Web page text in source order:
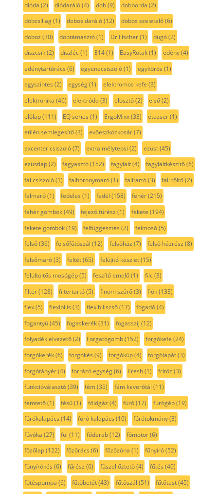
dióda (2) diódaráló(4) dob(9) dobborda (2)
dobcsillag(1) dobos daráló(12) dobos szeletelő(6)
doboz (30) dobtámasztó(1) Dr.Fischer(1) dugó(2)
díszcsík(2) díszléc(1) E14(1) EasyRotak(1) edény(4)
edénytartórács (6) egyenecsiszoló(1) egykörös (1)
egyszintes (2) egység(1) elektromos kefe (3)
elektronika (46) elektróda (3) elosztó(2) első(2)
előlap(111) EQ series (1) ErgoMixx(33) etazser(1)
etilén semlegesítő(3) evőeszközkosár(7)
excenter csiszoló(7) extra mélytepsi (2) ezüst(45)
ezüstlap(2) fagyasztó(152) fagylalt(4) fagylaltkészítő(6)
fal csiszoló(1) falhoronymaró(1) falitartó(3) fali töltő(2)
falmaró(1) fedeles (1) fedél (158) fehér(215)
fehér gombok(49) fejező fűrész (1) fekete (194)
fekete gombok(19) felfüggesztés (2) felmosó(5)
felső(36) felsőfűtőszál (12) felsőház (7) felső házrész (8)
felsőmaró(3) feltét(65) felújító készlet(15)
felültöltős mosógép(5) feszítő emelő(1) filc(3)
filter(128) filtertartó(5) finom szűrő(3) fiók(133)
flex(5) flexibilis (3) flexibiliscső(17) fogadó(4)
fogantyú(45) fogaskerék(31) fogasszíj (12)
folyadék elvezető(2) Forgatógomb(152) forgókefe (24)
forgókerék(6) forgókés (9) forgókúp(4) forgólapát(3)
forgótányér(4) forrázó egység(6) Fresh(1) fritőz (3)
funkcióválasztó(39) fém(35) fém keverőtál (11)
fémtető(1) fésű(1) földgáz (4) fúró(17) fúrógép(19)
fúrókalapács (14) fúró kalapács (10) fúrótokmány(3)
fúvóka (27) fül (11) fődarab(12) főmotor(6)
főzőlap(122) főzőrács (6) főzőzóna (1) fűnyíró(52)
fűnyírókés (6) fűrész (6) fűszellőztető(4) fűtés (40)
fűtéspumpa (6) fűtőbetét(43) fűtőszál (51) fűtőtest(45)